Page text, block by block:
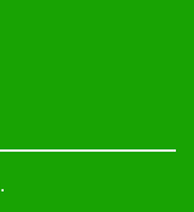
.